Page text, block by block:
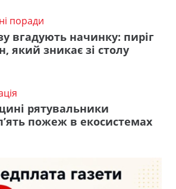
поради
вгадують начинку: пиріг
який зникає зі столу
рятувальники
пожеж в екосистемах